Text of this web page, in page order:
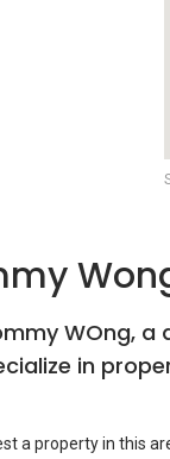
WOng,
in
a property in this